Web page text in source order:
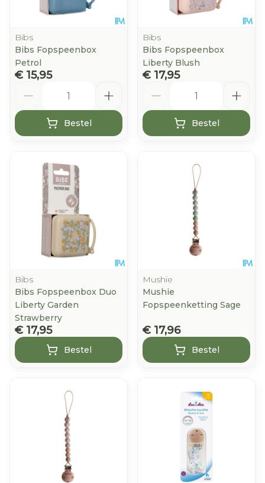
Bibs
Bibs Fopspeenbox
Petrol
€ 15,95
Bestel
Bibs
Bibs Fopspeenbox
Liberty Blush
€ 17,95
Bestel
Bibs
Bibs Fopspeenbox Duo
Liberty Garden
Strawberry
€ 17,95
Bestel
Mushie
Mushie
Fopspeenketting Sage
€ 17,96
Bestel